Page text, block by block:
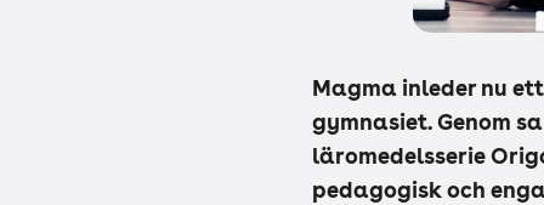
Magma inleder nu
gymnasiet. Genom
läromedelsserie
pedagogisk och